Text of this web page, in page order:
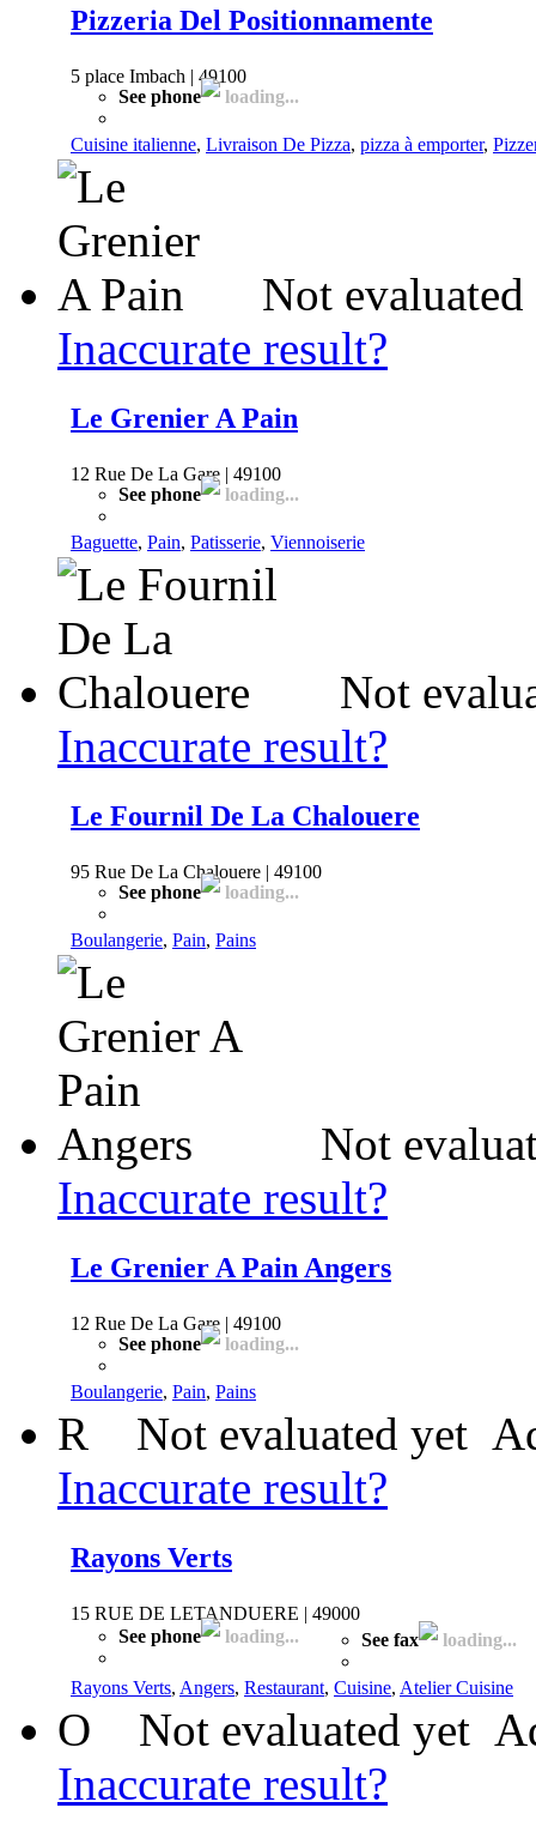
Pizzeria Del Positionnamente
5 place Imbach | 49100
See phone
loading...
Cuisine italienne, Livraison De Pizza, pizza à emporter,
Not evaluated
Inaccurate result?
Le Grenier A Pain
12 Rue De La Gare | 49100
See phone
loading...
Baguette, Pain, Patisserie, Viennoiserie
Not
Inaccurate result?
Le Fournil De La Chalouere
95 Rue De La Chalouere | 49100
See phone
loading...
Boulangerie, Pain, Pains
Not
Inaccurate result?
Le Grenier A Pain Angers
12 Rue De La Gare | 49100
See phone
loading...
Boulangerie, Pain, Pains
R Not evaluated yet
Inaccurate result?
Rayons Verts
15 RUE DE LETANDUERE | 49000
See phone
loading... See fax loading...
Rayons Verts, Angers, Restaurant, Cuisine, Atelier Cuisine
O Not evaluated yet
Inaccurate result?